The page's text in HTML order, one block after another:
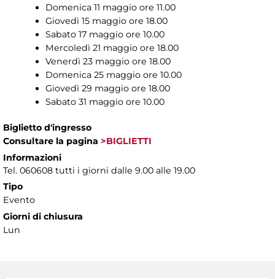
Domenica 11 maggio ore 11.00
Giovedì 15 maggio ore 18.00
Sabato 17 maggio ore 10.00
Mercoledì 21 maggio ore 18.00
Venerdì 23 maggio ore 18.00
Domenica 25 maggio ore 10.00
Giovedì 29 maggio ore 18.00
Sabato 31 maggio ore 10.00
Biglietto d'ingresso
Consultare la pagina >BIGLIETTI
Informazioni
Tel. 060608 tutti i giorni dalle 9.00 alle 19.00
Tipo
Evento
Giorni di chiusura
Lun